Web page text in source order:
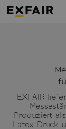
EXFAIR
Produziert
Latex-Druck